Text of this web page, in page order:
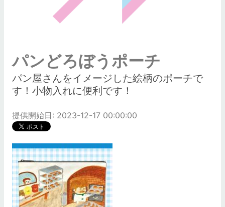
パンどろぼうポーチ
パン屋さんをイメージした絵柄のポーチで
す！小物入れに便利です！
提供開始日: 2023-12-17 00:00:00